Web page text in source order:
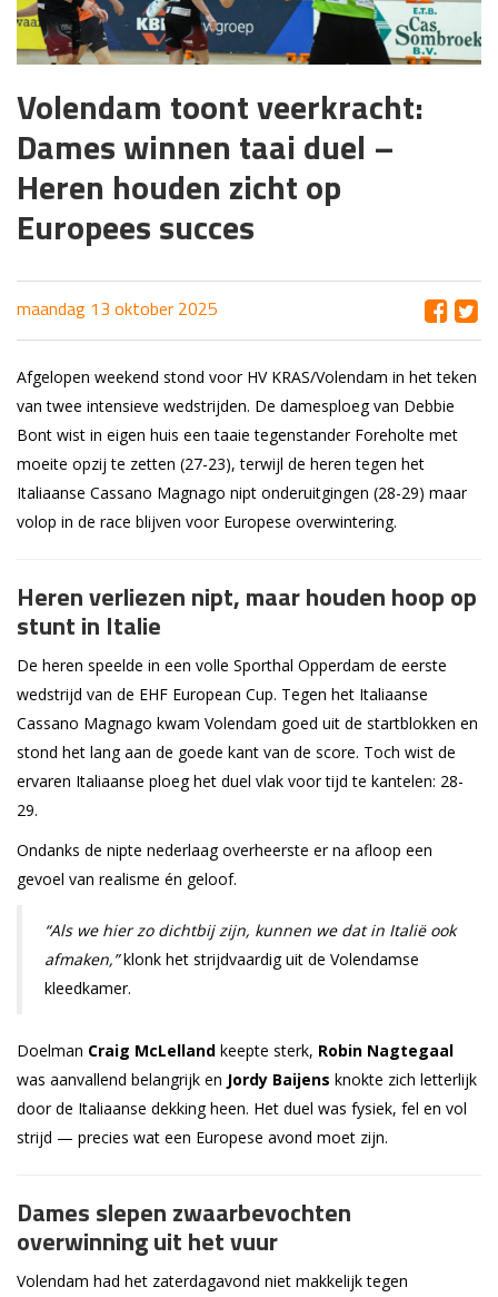
Volendam toont veerkracht:
Dames winnen taai duel –
Heren houden zicht op
Europees succes
maandag 13 oktober 2025
Afgelopen weekend stond voor HV KRAS/Volendam in het teken
van twee intensieve wedstrijden. De damesploeg van Debbie
Bont wist in eigen huis een taaie tegenstander Foreholte met
moeite opzij te zetten (27-23), terwijl de heren tegen het
Italiaanse Cassano Magnago nipt onderuitgingen (28-29) maar
volop in de race blijven voor Europese overwintering.
Heren verliezen nipt, maar houden hoop op
stunt in Italie
De heren speelde in een volle Sporthal Opperdam de eerste
wedstrijd van de EHF European Cup. Tegen het Italiaanse
Cassano Magnago kwam Volendam goed uit de startblokken en
stond het lang aan de goede kant van de score. Toch wist de
ervaren Italiaanse ploeg het duel vlak voor tijd te kantelen: 28-
29.
Ondanks de nipte nederlaag overheerste er na afloop een
gevoel van realisme én geloof.
“Als we hier zo dichtbij zijn, kunnen we dat in Italië ook
afmaken,”klonk het strijdvaardig uit de Volendamse
kleedkamer.
Doelman Craig McLelland keepte sterk, Robin Nagtegaal
was aanvallend belangrijk en Jordy Baijens knokte zich letterlijk
door de Italiaanse dekking heen. Het duel was fysiek, fel en vol
strijd — precies wat een Europese avond moet zijn.
Dames slepen zwaarbevochten
overwinning uit het vuur
Volendam had het zaterdagavond niet makkelijk tegen